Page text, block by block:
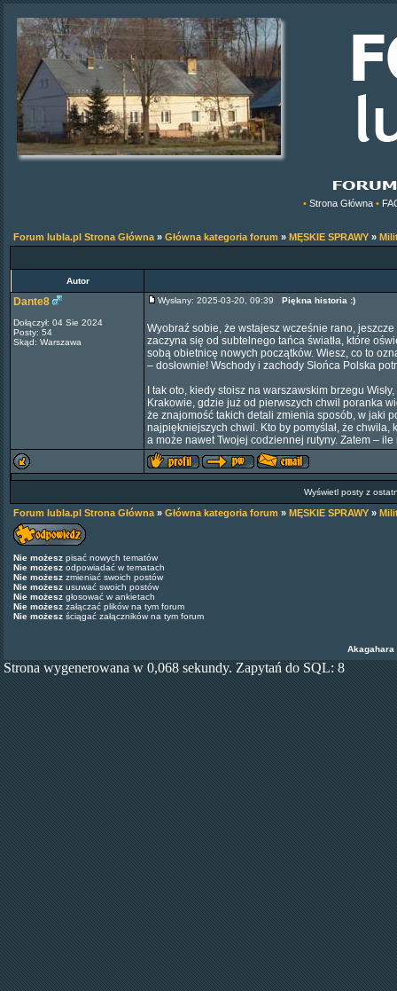
• Strona Główna •
Forum lubla.pl Strona Główna » Główna kategoria forum » MĘSKIE SPRAWY »
Autor
Dante8
Dołączył: 04 Sie 2024
Posty: 54
Skąd: Warszawa
Wysłany: 2025-03-20, 09:39 Piękna historia :)
Wyobraź sobie, że wstajesz wcześnie rano,
zaczyna się od subtelnego tańca światła, które
sobą obietnicę nowych początków. Wiesz, co to
– dosłownie! Wschody i zachody Słońca Polska
I tak oto, kiedy stoisz na warszawskim brzegu
Krakowie, gdzie już od pierwszych chwil poranka
że znajomość takich detali zmienia sposób, w jaki
najpiękniejszych chwil. Kto by pomyślał, że
a może nawet Twojej codziennej rutyny. Zatem –
Wyświetl posty z
Forum lubla.pl Strona Główna » Główna kategoria forum » MĘSKIE SPRAWY »
Nie możesz pisać nowych tematów
Nie możesz odpowiadać w tematach
Nie możesz zmieniać swoich postów
Nie możesz usuwać swoich postów
Nie możesz głosować w ankietach
Nie możesz załączać plików na tym forum
Nie możesz ściągać załączników na tym forum
Akagahara
Strona wygenerowana w 0,068 sekundy. Zapytań do SQL: 8